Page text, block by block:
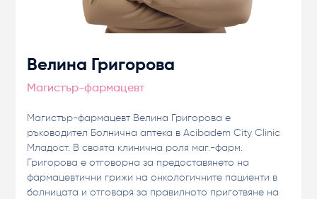
Велина Григорова
Магистър-фармацевт
Магистър-фармацевт Велина Григорова е
ръководител Болнична аптека в Acibadem City Clinic
Младост. В своята клинична роля маг.-фарм.
Григорова е отговорна за предоставянето на
фармацевтични грижи на онкологичните пациенти в
болницата и отговаря за правилното приготвяне на